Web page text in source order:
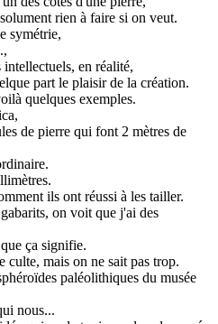
rien à faire si on veut.
symétrie,
en réalité,
part le plaisir de la création.
quelques exemples.
de pierre qui font 2 mètres de
ils ont réussi à les tailler.
on voit que j'ai des
ça signifie.
culte, mais on ne sait pas trop.
paléolithiques du musée
nous...